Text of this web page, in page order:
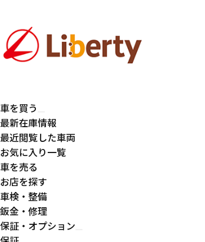
車を買う
最新在庫情報
最近閲覧した車両
お気に入り一覧
車を売る
お店を探す
車検・整備
鈑金・修理
保証・オプション